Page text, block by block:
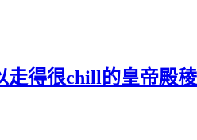
得很chill的皇帝殿